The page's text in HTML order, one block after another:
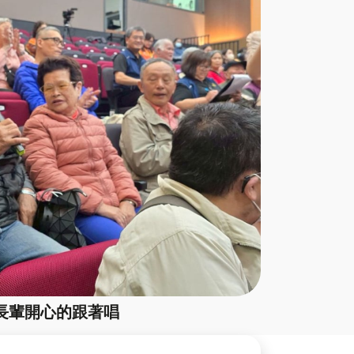
開心的跟著唱